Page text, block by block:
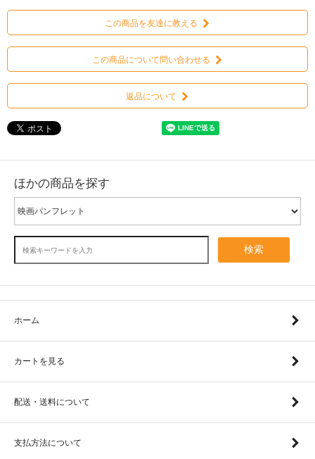
この商品を友達に教える
この商品について問い合わせる
返品について
ほかの商品を探す
検索
ホーム
カートを見る
配送・送料について
支払方法について